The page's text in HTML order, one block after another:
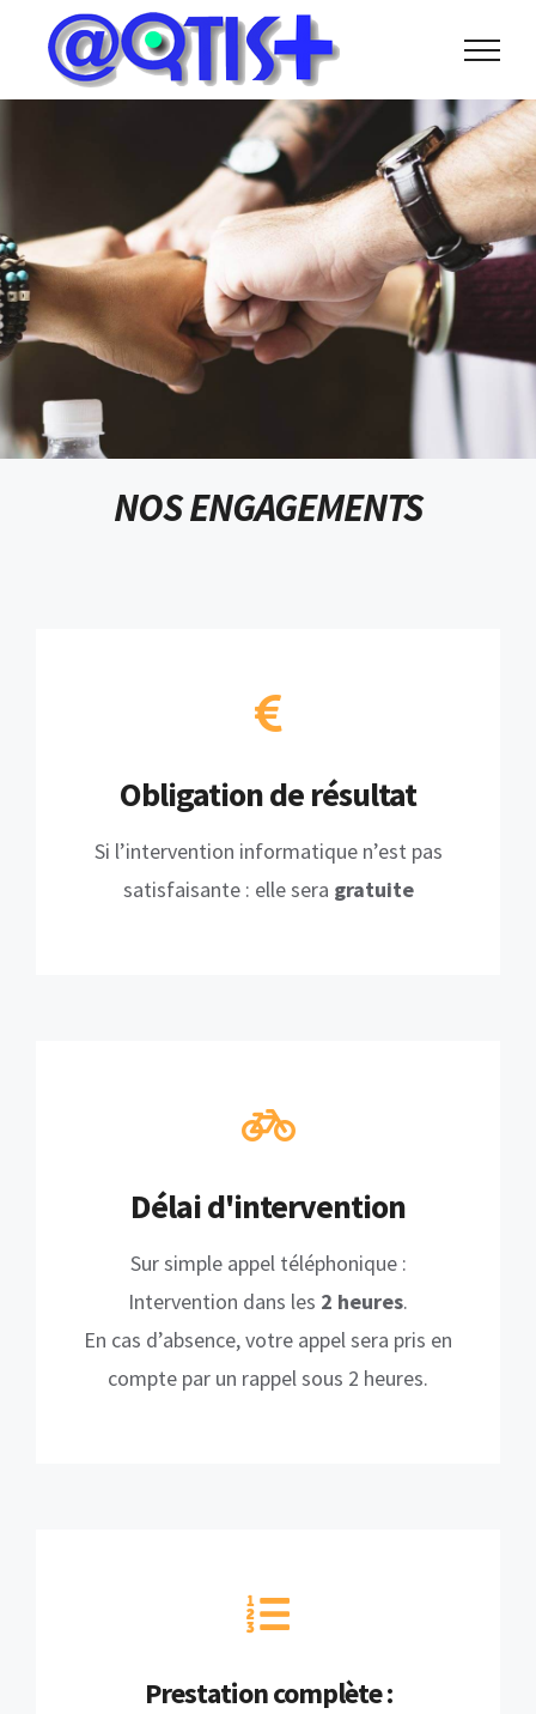
content
NOS ENGAGEMENTS
Obligation de résultat
Si l’intervention informatique n’est pas
satisfaisante : elle sera gratuite
Délai d'intervention
Sur simple appel téléphonique :
Intervention dans les 2 heures.
En cas d’absence, votre appel sera pris en
compte par un rappel sous 2 heures.
Prestation complète :